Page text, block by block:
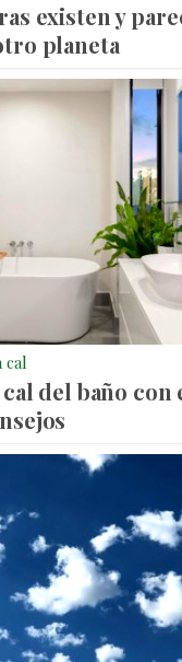
existen y
planeta
cal
del baño con